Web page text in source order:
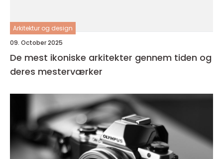
Arkitektur og design
09. October 2025
De mest ikoniske arkitekter gennem tiden og
deres mesterværker